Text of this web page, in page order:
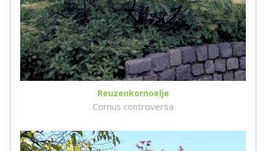
Reuzenkornoelje
Cornus controversa